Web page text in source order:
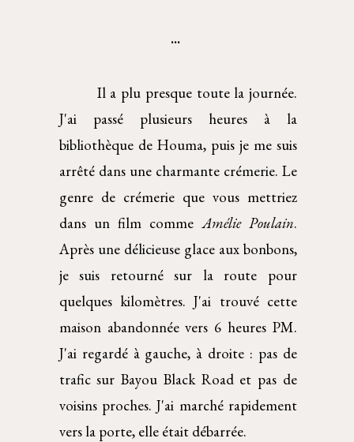
...
Il a plu presque toute la journée.
J'ai passé plusieurs heures à la
bibliothèque de Houma, puis je me suis
arrêté dans une charmante crémerie. Le
genre de crémerie que vous mettriez
dans un film commeAmélie Poulain.
Après une délicieuse glace aux bonbons,
je suis retourné sur la route pour
quelques kilomètres. J'ai trouvé cette
maison abandonnée vers 6 heures PM.
J'ai regardé à gauche, à droite : pas de
trafic sur Bayou Black Road et pas de
voisins proches. J'ai marché rapidement
vers la porte, elle était débarrée.